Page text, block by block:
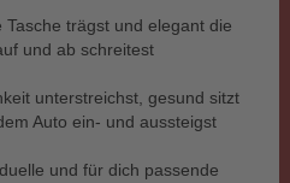
trägst und elegant die
und ab schreitest
unterstreichst, gesund sitzt
Auto ein- und aussteigst
und für dich passende